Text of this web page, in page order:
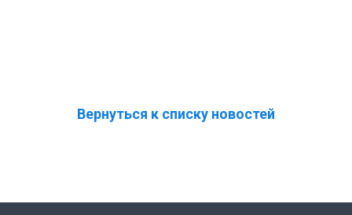
Вернуться к списку новостей